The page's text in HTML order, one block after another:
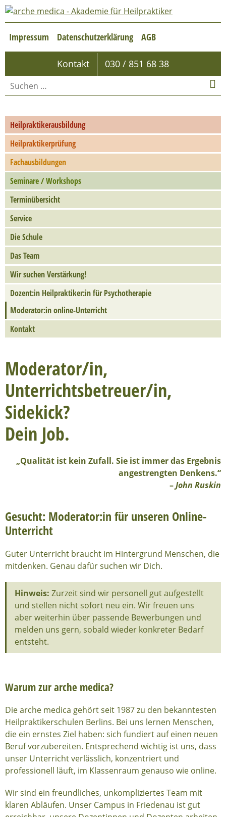
Impressum Datenschutzerklärung AGB
Kontakt 030 / 851 68 38
Heilpraktikerausbildung
Heilpraktikerprüfung
Fachausbildungen
Seminare / Workshops
Terminübersicht
Service
Die Schule
Das Team
Wir suchen Verstärkung!
Dozent:in Heilpraktiker:in für Psychotherapie
Moderator:in online-Unterricht
Kontakt
Moderator/in,
Unterrichtsbetreuer/in,
Sidekick?
Dein Job.
„Qualität ist kein Zufall. Sie ist immer das Ergebnis
angestrengten Denkens.“
–John Ruskin
Gesucht: Moderator:in für unseren Online-
Unterricht
Guter Unterricht braucht im Hintergrund Menschen, die
mitdenken. Genau dafür suchen wir Dich.
Hinweis: Zurzeit sind wir personell gut aufgestellt
und stellen nicht sofort neu ein. Wir freuen uns
aber weiterhin über passende Bewerbungen und
melden uns gern, sobald wieder konkreter Bedarf
entsteht.
Warum zur arche medica?
Die arche medica gehört seit 1987 zu den bekanntesten
Heilpraktikerschulen Berlins. Bei uns lernen Menschen,
die ein ernstes Ziel haben: sich fundiert auf einen neuen
Beruf vorzubereiten. Entsprechend wichtig ist uns, dass
unser Unterricht verlässlich, konzentriert und
professionell läuft, im Klassenraum genauso wie online.
Wir sind ein freundliches, unkompliziertes Team mit
klaren Abläufen. Unser Campus in Friedenau ist gut